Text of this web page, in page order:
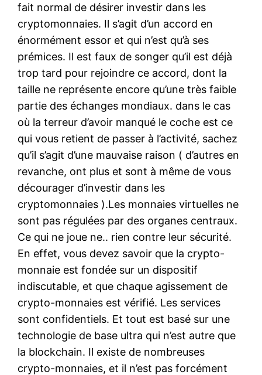
fait normal de désirer investir dans les
cryptomonnaies. Il s’agit d’un accord en
énormément essor et qui n’est qu’à ses
prémices. Il est faux de songer qu’il est déjà
trop tard pour rejoindre ce accord, dont la
taille ne représente encore qu’une très faible
partie des échanges mondiaux. dans le cas
où la terreur d’avoir manqué le coche est ce
qui vous retient de passer à l’activité, sachez
qu’il s’agit d’une mauvaise raison ( d’autres en
revanche, ont plus et sont à même de vous
décourager d’investir dans les
cryptomonnaies ).Les monnaies virtuelles ne
sont pas régulées par des organes centraux.
Ce qui ne joue ne.. rien contre leur sécurité.
En effet, vous devez savoir que la crypto-
monnaie est fondée sur un dispositif
indiscutable, et que chaque agissement de
crypto-monnaies est vérifié. Les services
sont confidentiels. Et tout est basé sur une
technologie de base ultra qui n’est autre que
la blockchain. Il existe de nombreuses
crypto-monnaies, et il n’est pas forcément